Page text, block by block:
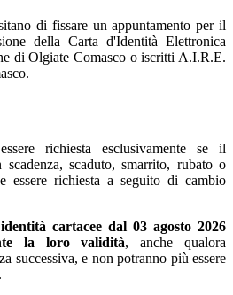
di fissare un appuntamento per il
della Carta d'Identità Elettronica
di Olgiate Comasco o iscritti A.I.R.E.
richiesta esclusivamente se il
scaduto, smarrito, rubato o
essere richiesta a seguito di cambio
cartacee dal 03 agosto 2026
la loro validità, anche qualora
successiva, e non potranno più essere